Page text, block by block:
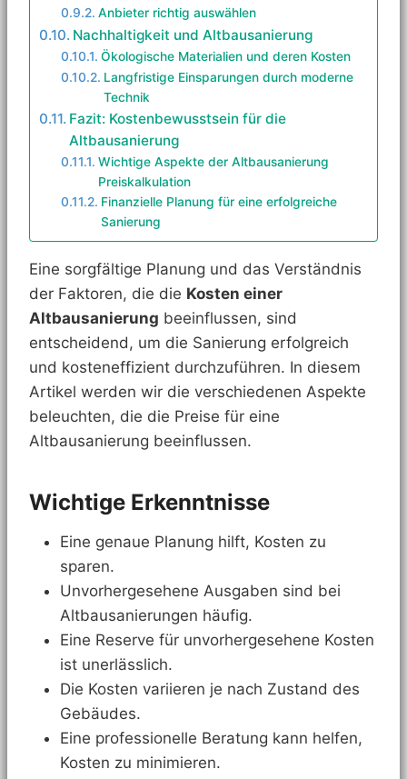
Anbieter richtig auswählen
Nachhaltigkeit und Altbausanierung
Ökologische Materialien und deren Kosten
Langfristige Einsparungen durch moderne
Technik
Fazit: Kostenbewusstsein für die
Altbausanierung
Wichtige Aspekte der Altbausanierung
Preiskalkulation
Finanzielle Planung für eine erfolgreiche
Sanierung
Eine sorgfältige Planung und das Verständnis
der Faktoren, die die Kosten einer
Altbausanierung beeinflussen, sind
entscheidend, um die Sanierung erfolgreich
und kosteneffizient durchzuführen. In diesem
Artikel werden wir die verschiedenen Aspekte
beleuchten, die die Preise für eine
Altbausanierung beeinflussen.
Wichtige Erkenntnisse
Eine genaue Planung hilft, Kosten zu
sparen.
Unvorhergesehene Ausgaben sind bei
Altbausanierungen häufig.
Eine Reserve für unvorhergesehene Kosten
ist unerlässlich.
Die Kosten variieren je nach Zustand des
Gebäudes.
Eine professionelle Beratung kann helfen,
Kosten zu minimieren.